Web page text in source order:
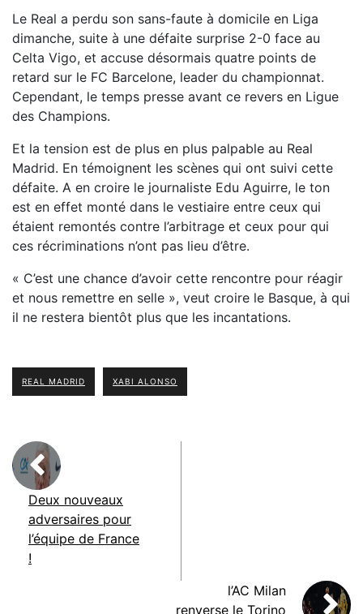
Le Real a perdu son sans-faute à domicile en Liga
dimanche, suite à une défaite surprise 2-0 face au
Celta Vigo, et accuse désormais quatre points de
retard sur le FC Barcelone, leader du championnat.
Cependant, le temps presse avant ce revers en Ligue
des Champions.
Et la tension est de plus en plus palpable au Real
Madrid. En témoignent les scènes qui ont suivi cette
défaite. A en croire le journaliste Edu Aguirre, le ton
est en effet monté dans le vestiaire entre ceux qui
étaient remontés contre l’arbitrage et ceux pour qui
ces récriminations n’ont pas lieu d’être.
« C’est une chance d’avoir cette rencontre pour réagir
et nous remettre en selle », veut croire le Basque, à qui
il ne restera bientôt plus que les incantations.
REAL MADRID XABI ALONSO
Deux nouveaux
adversaires pour
l’équipe de France
!
l’AC Milan
renverse le Torino